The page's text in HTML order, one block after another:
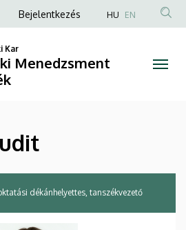
Anonim
fiók
menüje
Bejelentkezés HU EN
Kar
Menedzsment
dékánhelyettes, tanszékvezető